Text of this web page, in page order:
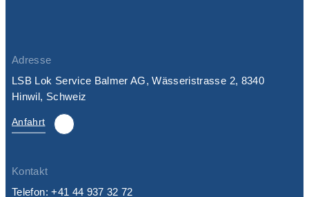
Adresse
LSB Lok Service Balmer AG, Wässeristrasse 2, 8340
Hinwil, Schweiz
Anfahrt
Kontakt
Telefon: +41 44 937 32 72